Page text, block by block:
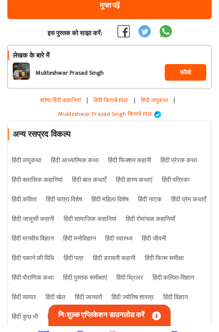
मुफ्त पढ़ें
इस पुस्तक को साझा करें:
लेखक के बारे में
Mukteshwar Prasad Singh फॉलो
श्रेष्ठ हिंदी कहानियां | हिंदी किताबें PDF | हिंदी लघुकथा |
Mukteshwar Prasad Singh किताबें PDF
अन्य रसप्रद विकल्प
हिंदी लघुकथा हिंदी आध्यात्मिक कथा हिंदी फिक्शन कहानी
हिंदी प्रेरक कथा
हिंदी क्लासिक कहानियां
हिंदी बाल कथाएँ हिंदी हास्य कथाएं
हिंदी पत्रिका
हिंदी कविता
हिंदी यात्रा विशेष हिंदी महिला विशेष हिंदी नाटक
हिंदी प्रेम कथाएँ
हिंदी जासूसी कहानी
हिंदी सामाजिक कहानियां
हिंदी रोमांचक कहानियाँ
हिंदी मानवीय विज्ञान
हिंदी मनोविज्ञान हिंदी स्वास्थ्य
हिंदी जीवनी
हिंदी पकाने की विधि
हिंदी पत्र हिंदी डरावनी कहानी
हिंदी फिल्म समीक्षा
हिंदी पौराणिक कथा
हिंदी पुस्तक समीक्षाएं हिंदी थ्रिलर
हिंदी कल्पित-विज्ञान
हिंदी व्यापार
हिंदी खेल हिंदी जानवरों हिंदी ज्योतिष शास्त्र
हिंदी विज्ञान
हिंदी कुछ भी
हिंदी क्राइम कहानी
निःशुल्क एप्लिकेशन डाउनलोड करें